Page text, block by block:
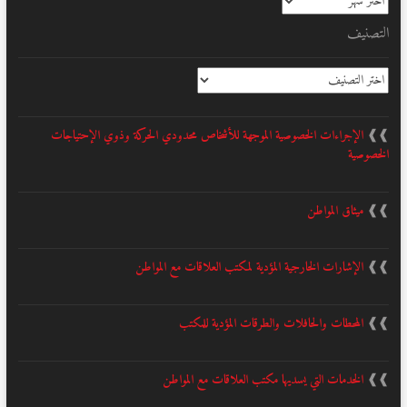
التصنيف
التصنيف
❱❱ الإجراءات الخصوصية الموجهة للأشخاص محدودي الحركة وذوي الإحتياجات
الخصوصية
❱❱ ميثاق المواطن
❱❱ الإشارات الخارجية المؤدية لمكتب العلاقات مع المواطن
❱❱ المحطات والحافلات والطرقات المؤدية للمكتب
❱❱ الخدمات التي يسديها مكتب العلاقات مع المواطن